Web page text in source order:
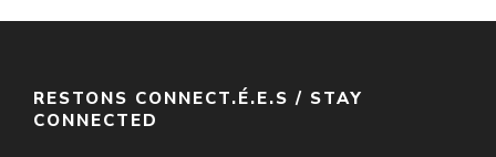
RESTONS CONNECT.É.E.S / STAY
CONNECTED